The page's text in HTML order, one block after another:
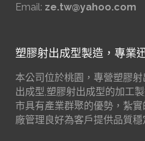
Email: ze.tw@yahoo.com
塑膠射出成型製造，專業
本公司位於桃園，專營塑膠
出成型,塑膠射出成型的加工
市具有產業群聚的優勢，紮
廠管理良好為客戶提供品質